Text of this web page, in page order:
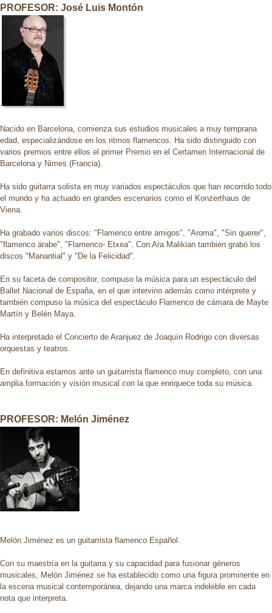
PROFESOR: José Luis Montón
Nacido en Barcelona, comienza sus estudios musicales a muy temprana
edad, especializándose en los ritmos flamencos. Ha sido distinguido con
varios premios entre ellos el primer Premio en el Certamen Internacional de
Barcelona y Nimes (Francia).
Ha sido guitarra solista en muy variados espectáculos que han recorrido todo
el mundo y ha actuado en grandes escenarios como el Konzerthaus de
Viena.
Ha grabado varios discos: "Flamenco entre amigos", "Aroma", "Sin querer",
"flamenco árabe", "Flamenco- Etxea". Con Ara Malikian también grabó los
discos "Manantial" y "De la Felicidad".
En su faceta de compositor, compuso la música para un espectáculo del
Ballet Nacional de España, en el que intervino además como intérprete y
también compuso la música del espectáculo Flamenco de cámara de Mayte
Martín y Belén Maya.
Ha interpretado el Concierto de Aranjuez de Joaquín Rodrigo con diversas
orquestas y teatros.
En definitiva estamos ante un guitarrista flamenco muy completo, con una
amplia formación y visión musical con la que enriquece toda su música.
PROFESOR: Melón Jiménez
Melón Jiménez es un guitarrista flamenco Español.
Con su maestría en la guitarra y su capacidad para fusionar géneros
musicales, Melón Jiménez se ha establecido como una figura prominente en
la escena musical contemporánea, dejando una marca indeleble en cada
nota que interpreta.